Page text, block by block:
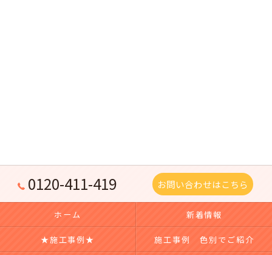
0120-411-419 お問い合わせはこちら
ホーム 新着情報
★施工事例★ 施工事例 色別でご紹介